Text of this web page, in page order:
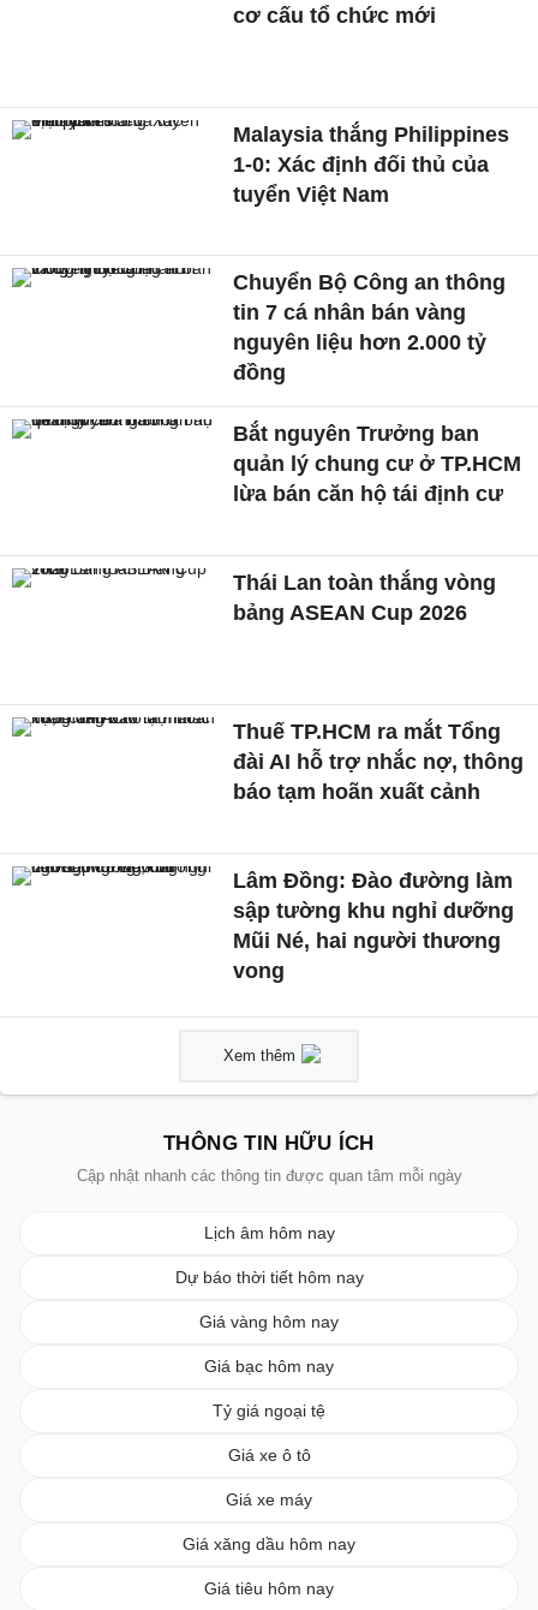
cơ cấu tổ chức mới
Malaysia thắng Philippines
1-0: Xác định đối thủ của
tuyển Việt Nam
Chuyển Bộ Công an thông
tin 7 cá nhân bán vàng
nguyên liệu hơn 2.000 tỷ
đồng
Bắt nguyên Trưởng ban
quản lý chung cư ở TP.HCM
lừa bán căn hộ tái định cư
Thái Lan toàn thắng vòng
bảng ASEAN Cup 2026
Thuế TP.HCM ra mắt Tổng
đài AI hỗ trợ nhắc nợ, thông
báo tạm hoãn xuất cảnh
Lâm Đồng: Đào đường làm
sập tường khu nghỉ dưỡng
Mũi Né, hai người thương
vong
Xem thêm
THÔNG TIN HỮU ÍCH
Cập nhật nhanh các thông tin được quan tâm mỗi ngày
Lịch âm hôm nay
Dự báo thời tiết hôm nay
Giá vàng hôm nay
Giá bạc hôm nay
Tỷ giá ngoại tệ
Giá xe ô tô
Giá xe máy
Giá xăng dầu hôm nay
Giá tiêu hôm nay